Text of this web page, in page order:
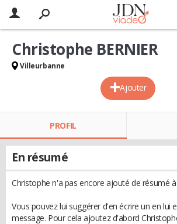
Ajouter
Christophe BERNIER
Villeurbanne
PROFIL
En résumé
Christophe n'a pas encore ajouté de résumé
Vous pouvez lui suggérer d'en écrire un en lui
message. Pour cela ajoutez d'abord